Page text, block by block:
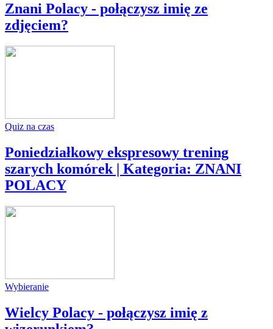
Znani Polacy - połączysz imię ze
zdjęciem?
Quiz na czas
Poniedziałkowy ekspresowy trening
szarych komórek | Kategoria: ZNANI
POLACY
Wybieranie
Wielcy Polacy - połączysz imię z